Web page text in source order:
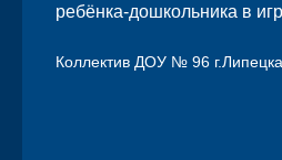
ребёнка-дошкольника в
Коллектив ДОУ № 96 г.Липецка